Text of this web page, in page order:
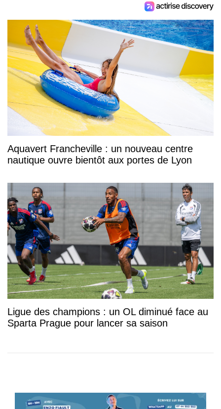
Aquavert Francheville : un nouveau centre
nautique ouvre bientôt aux portes de Lyon
Ligue des champions : un OL diminué face au
Sparta Prague pour lancer sa saison